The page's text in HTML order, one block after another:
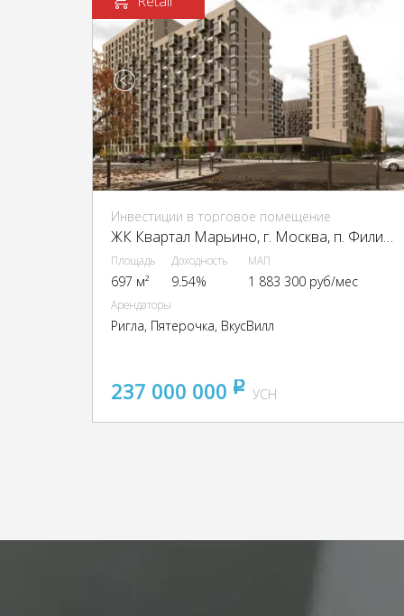
Инвестиции в торговое помещение
ЖК Квартал Марьино, г. Москва, п. Филимонковское, ЖК Квартал Марьино, к1
Площадь
697 м²
Доходность
9.54%
МАП
1 883 300 руб/мес
Арендаторы
Ригла, Пятерочка, ВкусВилл
237 000 000 pуб
УСН